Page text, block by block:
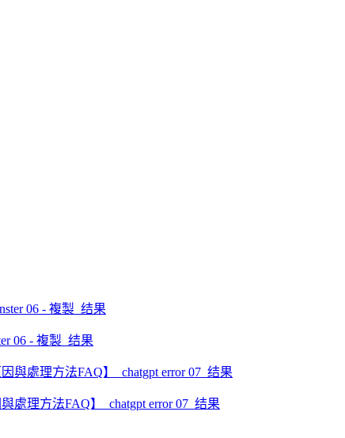
06 - 複製_结果
處理方法FAQ】_chatgpt error 07_结果